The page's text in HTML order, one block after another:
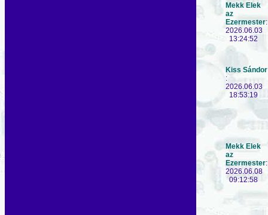
Mekk Elek
az
Ezermester:
2026.06.03
13:24:52
Kiss Sándor
:
2026.06.03
18:53:19
Mekk Elek
az
Ezermester:
2026.06.08
09:12:58